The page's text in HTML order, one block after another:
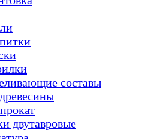
составы
двутавровые